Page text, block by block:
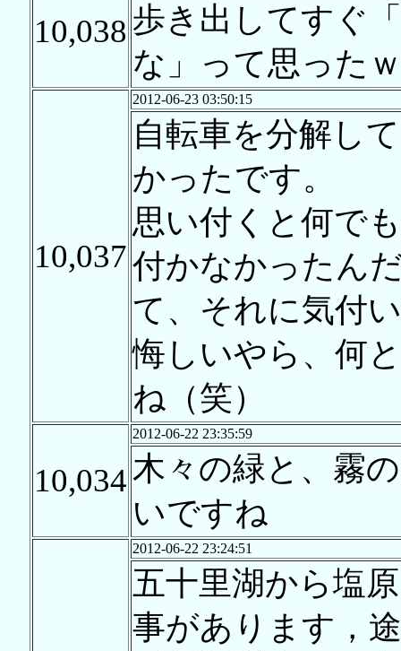
10,038 歩き出してすぐ
な」って思ったｗ
10,037
2012-06-23 03:50:15
自転車を分解し
かったです。
思い付くと何で
付かなかったん
て、それに気付
悔しいやら、何
ね（笑）
10,034
2012-06-22 23:35:59
木々の緑と、霧
いですね
2012-06-22 23:24:51
五十里湖から塩
事があります，